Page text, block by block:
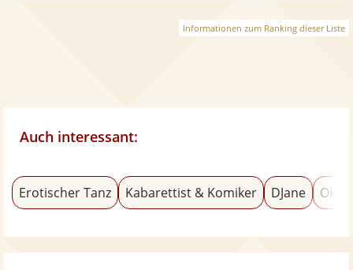
Informationen zum Ranking dieser Liste
Auch interessant:
Erotischer Tanz Kabarettist & Komiker DJane